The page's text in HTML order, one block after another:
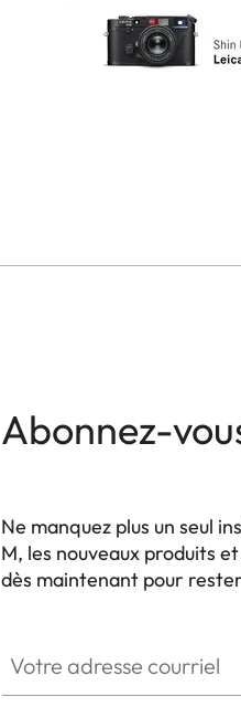
Abonnez-
Ne manquez plus un seul
M, les nouveaux produits
dès maintenant pour